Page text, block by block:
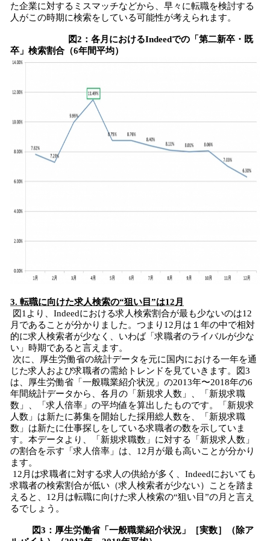
た企業に対するミスマッチなどから、早々に転職を検討する
人がこの時期に検索をしている可能性が考えられます。
図2：各月におけるIndeedでの「第二新卒・既
卒」検索割合（6年間平均）
3. 転職に向けた求人検索の“狙い目”は12月
図1より、Indeedにおける求人検索割合が最も少ないのは12
月であることが分かりました。つまり12月は１年の中で相対
的に求人検索者が少なく、いわば「求職者のライバルが少な
い」時期であると言えます。
次に、厚生労働省の統計データを元に国内における一年を通
じた求人および求職者の需給トレンドを見ていきます。図3
は、厚生労働省「一般職業紹介状況」の2013年〜2018年の6
年間統計データから、各月の「新規求人数」、「新規求職
数」、「求人倍率」の平均値を算出したものです。「新規求
人数」は新たに募集を開始した採用総人数を、「新規求職
数」は新たに仕事探しをしている求職者の数を示していま
す。本データより、「新規求職数」に対する「新規求人数」
の割合を示す「求人倍率」は、12月が最も高いことが分かり
ます。
12月は求職者に対する求人の供給が多く、Indeedにおいても
求職者の検索割合が低い（求人検索者が少ない）ことを踏ま
えると、12月は転職に向けた求人検索の“狙い目”の月と言え
るでしょう。
図3：厚生労働省「一般職業紹介状況」［実数］（除ア